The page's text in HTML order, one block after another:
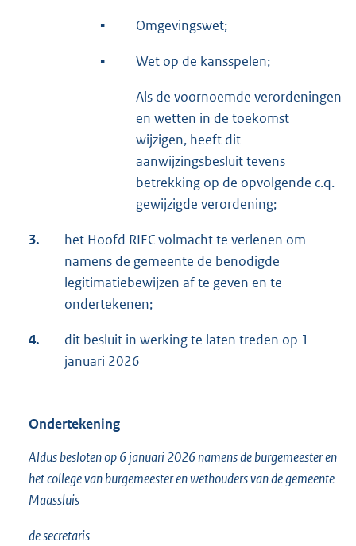
▪ Omgevingswet;
▪ Wet op de kansspelen;
Als de voornoemde verordeningen
en wetten in de toekomst
wijzigen, heeft dit
aanwijzingsbesluit tevens
betrekking op de opvolgende c.q.
gewijzigde verordening;
3.
het Hoofd RIEC volmacht te verlenen om
namens de gemeente de benodigde
legitimatiebewijzen af te geven en te
ondertekenen;
4.
dit besluit in werking te laten treden op 1
januari 2026
Ondertekening
Aldus besloten op 6 januari 2026 namens de burgemeester en
het college van burgemeester en wethouders van de gemeente
Maassluis
de secretaris